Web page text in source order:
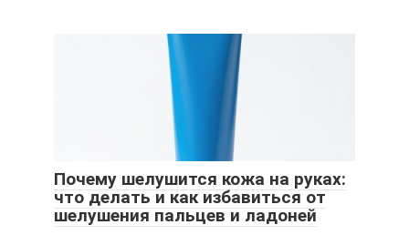
Почему шелушится кожа на руках:
что делать и как избавиться от
шелушения пальцев и ладоней